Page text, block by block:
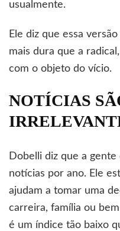
usualmente.
Ele diz que essa
mais dura que a
com o objeto do vício.
NOTÍCIAS
Dobelli diz que a gente
notícias por ano. Ele
ajudam a tomar uma
carreira, família ou
é um índice tão baixo